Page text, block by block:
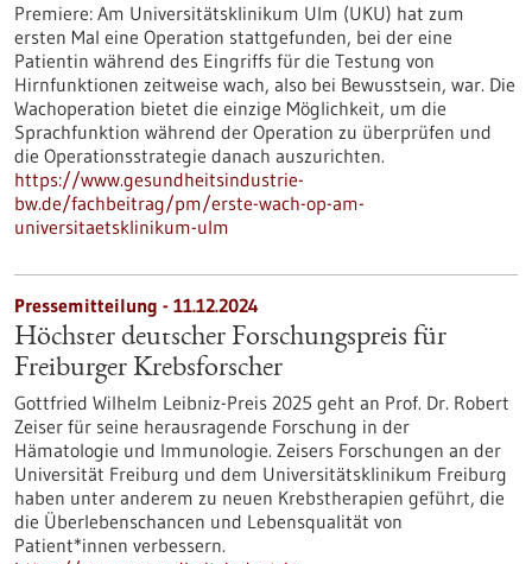
Premiere: Am Universitätsklinikum Ulm (UKU) hat zum
ersten Mal eine Operation stattgefunden, bei der eine
Patientin während des Eingriffs für die Testung von
Hirnfunktionen zeitweise wach, also bei Bewusstsein, war. Die
Wachoperation bietet die einzige Möglichkeit, um die
Sprachfunktion während der Operation zu überprüfen und
die Operationsstrategie danach auszurichten.
https://www.gesundheitsindustrie-
bw.de/fachbeitrag/pm/erste-wach-op-am-
universitaetsklinikum-ulm
Pressemitteilung - 11.12.2024
Höchster deutscher Forschungspreis für
Freiburger Krebsforscher
Gottfried Wilhelm Leibniz-Preis 2025 geht an Prof. Dr. Robert
Zeiser für seine herausragende Forschung in der
Hämatologie und Immunologie. Zeisers Forschungen an der
Universität Freiburg und dem Universitätsklinikum Freiburg
haben unter anderem zu neuen Krebstherapien geführt, die
die Überlebenschancen und Lebensqualität von
Patient*innen verbessern.